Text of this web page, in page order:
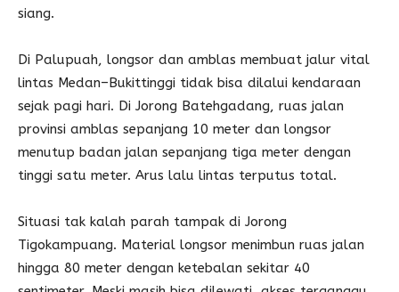
siang.
Di Palupuah, longsor dan amblas membuat jalur vital
lintas Medan–Bukittinggi tidak bisa dilalui kendaraan
sejak pagi hari. Di Jorong Batehgadang, ruas jalan
provinsi amblas sepanjang 10 meter dan longsor
menutup badan jalan sepanjang tiga meter dengan
tinggi satu meter. Arus lalu lintas terputus total.
Situasi tak kalah parah tampak di Jorong
Tigokampuang. Material longsor menimbun ruas jalan
hingga 80 meter dengan ketebalan sekitar 40